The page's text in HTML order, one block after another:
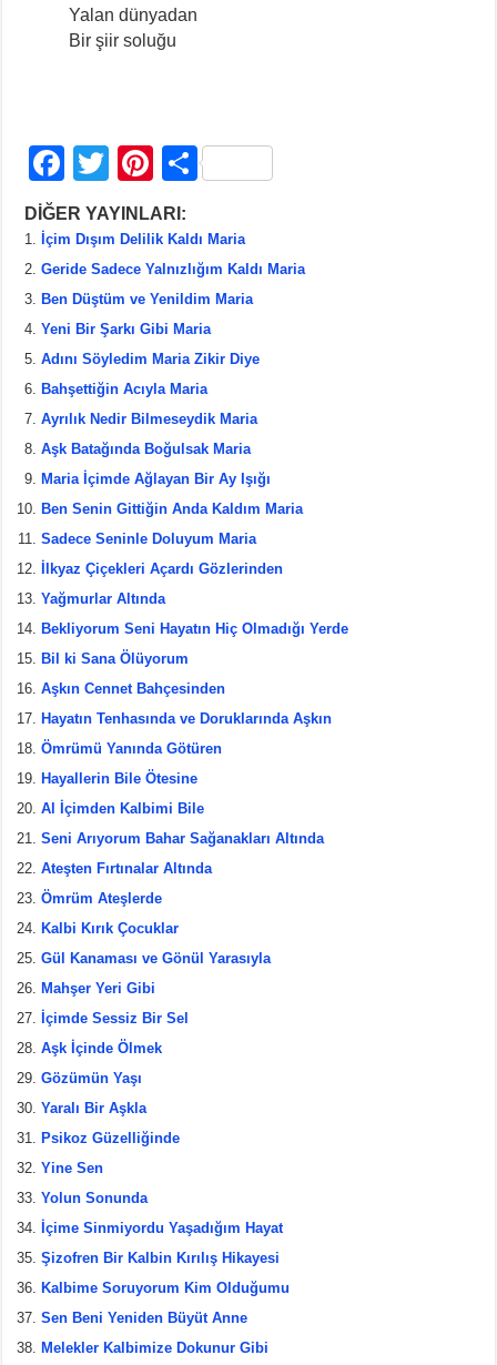
Yalan dünyadan
Bir şiir soluğu
F
a
c
e
b
o
o
k
T
wi
tt
er
Pi
nt
er
e
st
S
ar
e
DİĞER YAYINLARI:
İçim Dışım Delilik Kaldı Maria
Geride Sadece Yalnızlığım Kaldı Maria
Ben Düştüm ve Yenildim Maria
Yeni Bir Şarkı Gibi Maria
Adını Söyledim Maria Zikir Diye
Bahşettiğin Acıyla Maria
Ayrılık Nedir Bilmeseydik Maria
Aşk Batağında Boğulsak Maria
Maria İçimde Ağlayan Bir Ay Işığı
Ben Senin Gittiğin Anda Kaldım Maria
Sadece Seninle Doluyum Maria
İlkyaz Çiçekleri Açardı Gözlerinden
Yağmurlar Altında
Bekliyorum Seni Hayatın Hiç Olmadığı Yerde
Bil ki Sana Ölüyorum
Aşkın Cennet Bahçesinden
Hayatın Tenhasında ve Doruklarında Aşkın
Ömrümü Yanında Götüren
Hayallerin Bile Ötesine
Al İçimden Kalbimi Bile
Seni Arıyorum Bahar Sağanakları Altında
Ateşten Fırtınalar Altında
Ömrüm Ateşlerde
Kalbi Kırık Çocuklar
Gül Kanaması ve Gönül Yarasıyla
Mahşer Yeri Gibi
İçimde Sessiz Bir Sel
Aşk İçinde Ölmek
Gözümün Yaşı
Yaralı Bir Aşkla
Psikoz Güzelliğinde
Yine Sen
Yolun Sonunda
İçime Sinmiyordu Yaşadığım Hayat
Şizofren Bir Kalbin Kırılış Hikayesi
Kalbime Soruyorum Kim Olduğumu
Sen Beni Yeniden Büyüt Anne
Melekler Kalbimize Dokunur Gibi